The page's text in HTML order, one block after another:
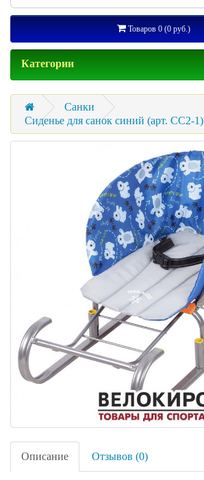
Товаров 0 (0 руб.)
Категории
Санки
Сиденье для санок синий (арт. СС2-1)
Описание Отзывов (0)